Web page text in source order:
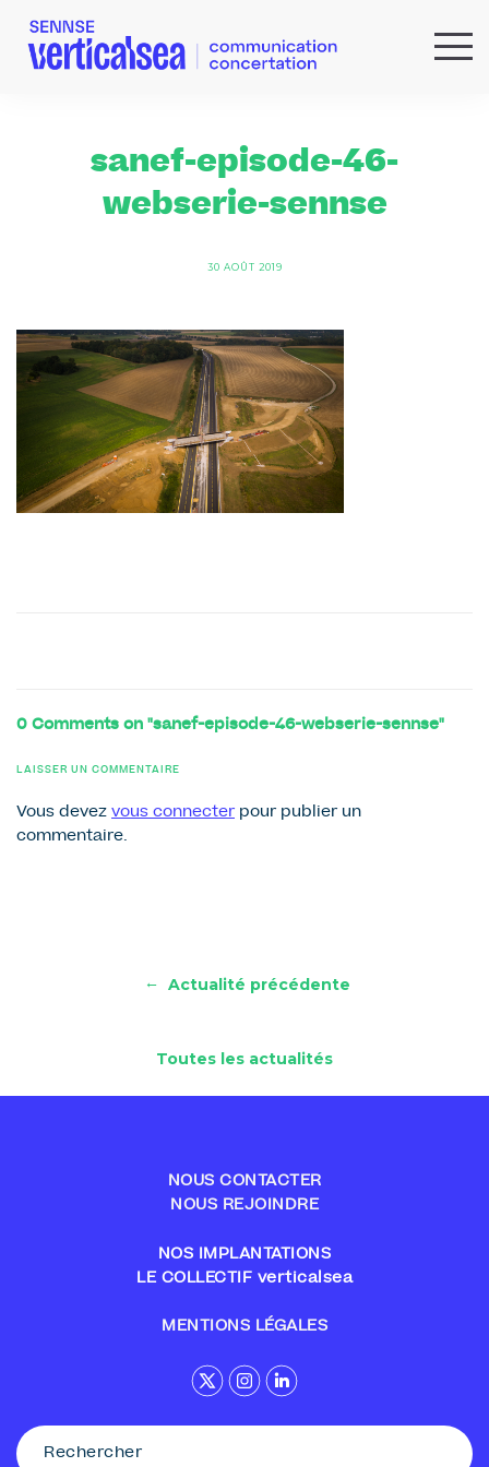
ACTUS & IDÉES
sanef-episode-46-
webserie-sennse
30 AOÛT 2019
0 Comments on "sanef-episode-46-webserie-sennse"
LAISSER UN COMMENTAIRE
Vous devez vous connecter pour publier un
commentaire.
← Actualité précédente
Toutes les actualités
NOUS CONTACTER
NOUS REJOINDRE
NOS IMPLANTATIONS
LE COLLECTIF verticalsea
MENTIONS LÉGALES